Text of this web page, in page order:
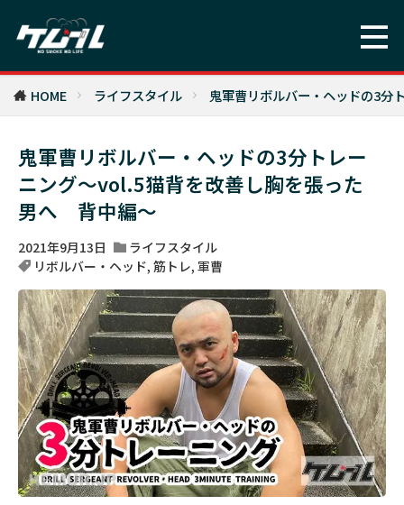
HOME ライフスタイル 鬼軍曹リボルバー・ヘッドの3
鬼軍曹リボルバー・ヘッドの3分トレー
ニング～vol.5猫背を改善し胸を張った
男へ 背中編～
2021年9月13日
ライフスタイル
リボルバー・ヘッド, 筋トレ, 軍曹